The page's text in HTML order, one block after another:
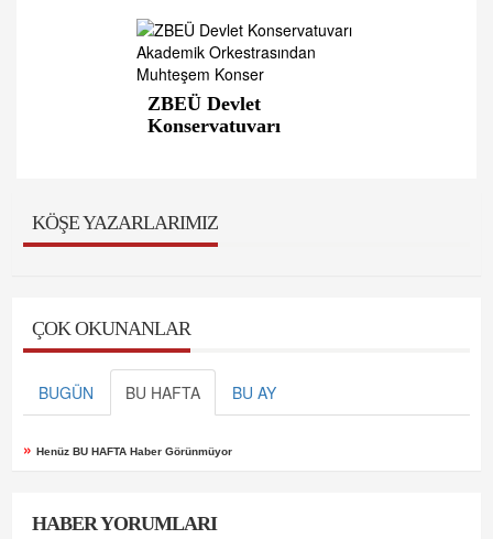
ZBEÜ Devlet
Konservatuvarı
KÖŞE YAZARLARIMIZ
ÇOK OKUNANLAR
BUGÜN BU HAFTA BU AY
» Henüz BU HAFTA Haber Görünmüyor
HABER YORUMLARI